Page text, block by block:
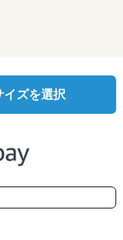
イズを選択